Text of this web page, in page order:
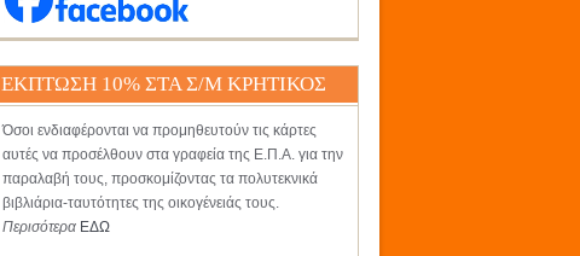
ΕΚΠΤΩΣΗ 10% ΣΤΑ Σ/Μ ΚΡΗΤΙΚΟΣ
Όσοι ενδιαφέρονται να προμηθευτούν τις κάρτες
αυτές να προσέλθουν στα γραφεία της Ε.Π.Α. για την
παραλαβή τους, προσκομίζοντας τα πολυτεκνικά
βιβλιάρια-ταυτότητες της οικογένειάς τους.
Περισότερα ΕΔΩ